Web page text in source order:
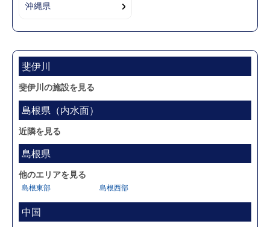
沖縄県
斐伊川
斐伊川の施設を見る
島根県（内水面）
近隣を見る
島根県
他のエリアを見る
島根東部 島根西部
中国